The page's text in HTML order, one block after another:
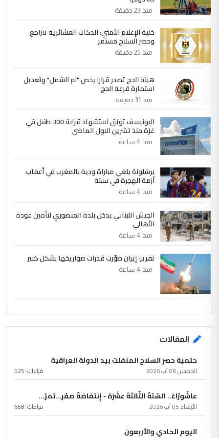
التعليق : واحد من عصابة علي ماما يسقط
جنسية الرافد الثالث للعراق ومن اصول عريقة
ابا فرات ...
الموضوع :
الجواهري يرد على صدام حسين سل
مضجعيك يابن الزنا (نص كامل)
5 سردار
التعليق : واحد من عصابة علي ماما يسقط
جنسية الرافد الثالث للعراق ومن اصول عريقة
ابا فرات ...
الموضوع :
الجواهري يرد على صدام حسين سل
مضجعيك يابن الزنا (نص كامل)
منذ 23 دقيقة
خلية الإعلام الأمني: الدكات العشائرية تتراجع
وحصر السلاح مستمر
منذ 25 دقيقة
هيئة الحج تصدر قرارا يخص "لم الشمل" وتعديل
استمارة قرعة الحج
منذ 31 دقيقة
اليونيسف توثق استشهاد قرابة 300 طفل في
غزة منذ تشرين الاول الماضي
منذ 4 ساعة
برشلونة يلغي مباراة ودية بالمغرب في أعقاب
أزمة الهجرة في سبتة
منذ 4 ساعة
الجيش اللبناني يدخل بلدة المنصوري لتأمين عودة
الأهالي
منذ 4 ساعة
تقرير: إيران طوّرت قدرات صواريخها بشكل كبير
منذ 4 ساعة
المقالات
حتمية حصر السلاح المنفلت بيد الدولة العراقية
الخميس 06 آب 2026 قراءات :525
عاشُورْاءُ.. السّنَةُ الثّالثةَ عشَرَة - إِنتفاضةُ صفَر…تمرّ...
الأربعاء 05 آب 2026 قراءات :658
اليوم الحادي والأربعون